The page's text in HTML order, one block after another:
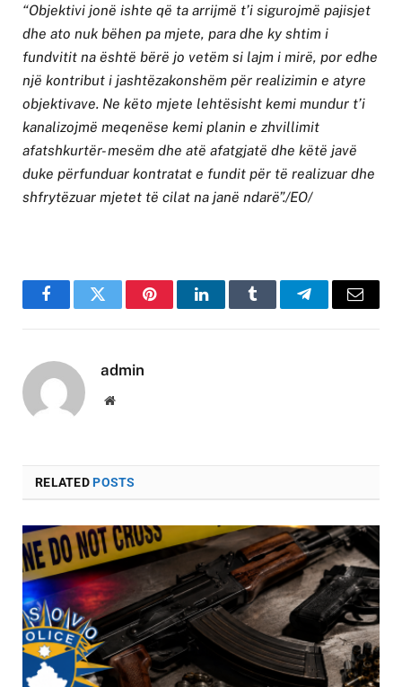
“Objektivi jonë ishte që ta arrijmë t’i sigurojmë pajisjet
dhe ato nuk bëhen pa mjete, para dhe ky shtim i
fundvitit na është bërë jo vetëm si lajm i mirë, por edhe
një kontribut i jashtëzakonshëm për realizimin e atyre
objektivave. Ne këto mjete lehtësisht kemi mundur t’i
kanalizojmë meqenëse kemi planin e zhvillimit
afatshkurtër- mesëm dhe atë afatgjatë dhe këtë javë
duke përfunduar kontratat e fundit për të realizuar dhe
shfrytëzuar mjetet të cilat na janë ndarë”./EO/
FacebookTwitter PinterestLinkedInTumblr TelegramEmail
admin
Website
RELATEDPOSTS